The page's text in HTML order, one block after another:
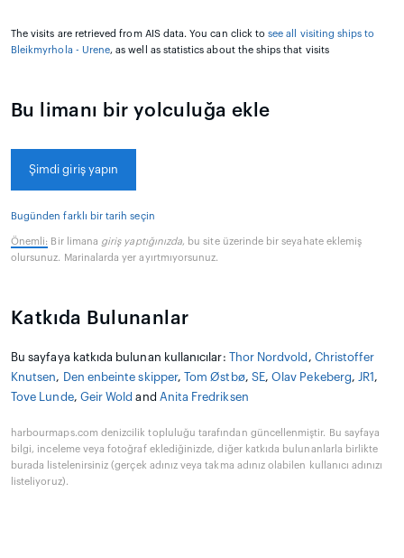
The visits are retrieved from AIS data. You can click tosee all visiting ships to
Bleikmyrhola - Urene, as well as statistics about the ships that visits
Bu limanı bir yolculuğa ekle
Şimdi giriş yapın
Bugünden farklı bir tarih seçin
Önemli: Bir limana giriş yaptığınızda, bu site üzerinde bir seyahate eklemiş
olursunuz. Marinalarda yer ayırtmıyorsunuz.
Katkıda Bulunanlar
Bu sayfaya katkıda bulunan kullanıcılar: Thor Nordvold , Christoffer
Knutsen, Den enbeinte skipper,Tom Østbø, SE,Olav Pekeberg, JR1 ,
Tove Lunde, Geir Wold and Anita Fredriksen
harbourmaps.com denizcilik topluluğu tarafından güncellenmiştir. Bu sayfaya
bilgi, inceleme veya fotoğraf eklediğinizde, diğer katkıda bulunanlarla birlikte
burada listelenirsiniz (gerçek adınız veya takma adınız olabilen kullanıcı adınızı
listeliyoruz).